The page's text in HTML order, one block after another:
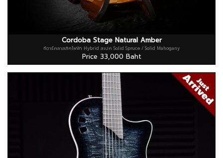
Cordoba Stage Natural Amber
กีตาร์คลาสสิคไฟฟ้า Hybrid สเปค Solid Spruce / Solid Mahogany
Price 33,000 Baht